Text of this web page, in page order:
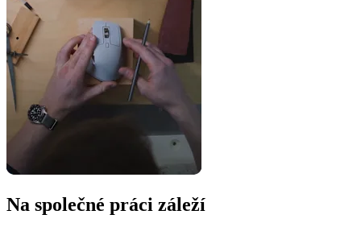
Na společné práci záleží